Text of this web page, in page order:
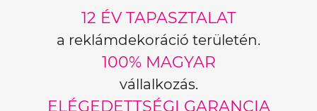
12 ÉV TAPASZTALAT
a reklámdekoráció területén.
100% MAGYAR
vállalkozás.
ELÉGEDETTSÉGI GARANCIA